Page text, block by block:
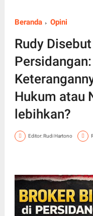
Beranda Opini
Rudy
Hukum atau
lebihkan?
Editor: Rudi Hartono